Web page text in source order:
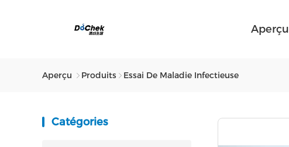
Aperçu
Aperçu Produits Essai De Maladie Infectieuse
Catégories